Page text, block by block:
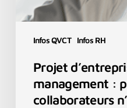
Infos QVCT Infos RH
Projet
management :
collaborateurs